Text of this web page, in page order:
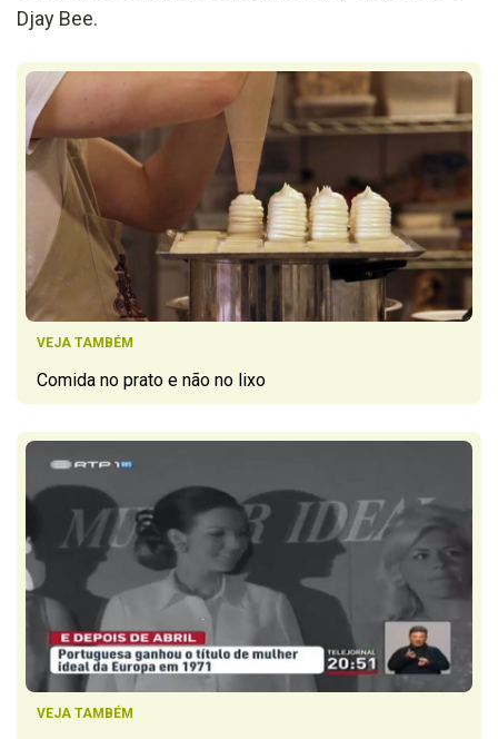
Djay Bee.
VEJA TAMBÉM
Comida no prato e não no lixo
VEJA TAMBÉM